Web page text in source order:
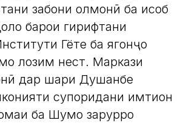
забони олмонӣ ба ҳисоб
барои гирифтани
Гёте ба ягонҷо
лозим нест. Маркази
дар шаҳри Душанбе
супоридани имтиҳон
ба Шумо зарурро